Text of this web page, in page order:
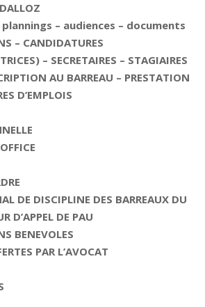
plannings – audiences – documents
– CANDIDATURES
– SECRETAIRES – STAGIAIRES
AU BARREAU – PRESTATION
D’EMPLOIS
DE DISCIPLINE DES BARREAUX DU
D’APPEL DE PAU
BENEVOLES
PAR L’AVOCAT